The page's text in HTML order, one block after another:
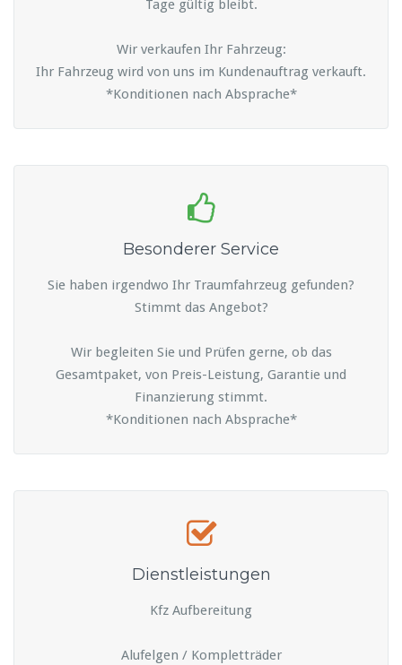
Tage gültig bleibt.
Wir verkaufen Ihr Fahrzeug:
Ihr Fahrzeug wird von uns im Kundenauftrag verkauft.
*Konditionen nach Absprache*
Besonderer Service
Sie haben irgendwo Ihr Traumfahrzeug gefunden?
Stimmt das Angebot?
Wir begleiten Sie und Prüfen gerne, ob das
Gesamtpaket, von Preis-Leistung, Garantie und
Finanzierung stimmt.
*Konditionen nach Absprache*
Dienstleistungen
Kfz Aufbereitung
Alufelgen / Kompletträder